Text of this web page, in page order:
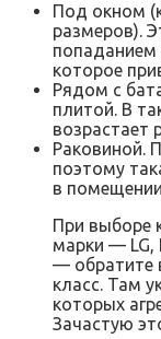
Под окном
размеров).
попаданием
которое
Рядом с
плитой. В
возрастает
Раковиной.
поэтому
в
При выборе
марки — LG,
— обратите
класс. Там
которых
Зачастую